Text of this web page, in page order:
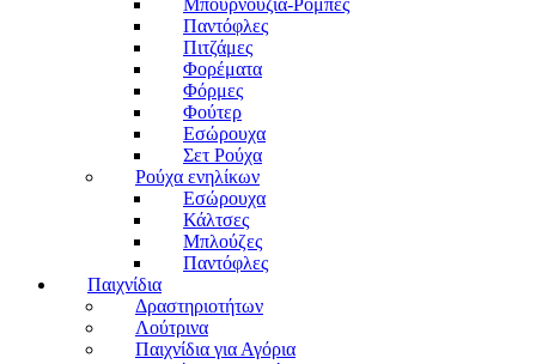
Μπουρνούζια-Ρόμπες
Παντόφλες
Πιτζάμες
Φορέματα
Φόρμες
Φούτερ
Εσώρουχα
Σετ Ρούχα
Ρούχα ενηλίκων
Εσώρουχα
Κάλτσες
Μπλούζες
Παντόφλες
Παιχνίδια
Δραστηριοτήτων
Λούτρινα
Παιχνίδια για Αγόρια